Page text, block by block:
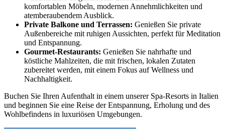
komfortablen Möbeln, modernen Annehmlichkeiten und
atemberaubendem Ausblick.
Private Balkone und Terrassen: Genießen Sie private
Außenbereiche mit ruhigen Aussichten, perfekt für Meditation
und Entspannung.
Gourmet-Restaurants: Genießen Sie nahrhafte und
köstliche Mahlzeiten, die mit frischen, lokalen Zutaten
zubereitet werden, mit einem Fokus auf Wellness und
Nachhaltigkeit.
Buchen Sie Ihren Aufenthalt in einem unserer Spa-Resorts in Italien
und beginnen Sie eine Reise der Entspannung, Erholung und des
Wohlbefindens in luxuriösen Umgebungen.